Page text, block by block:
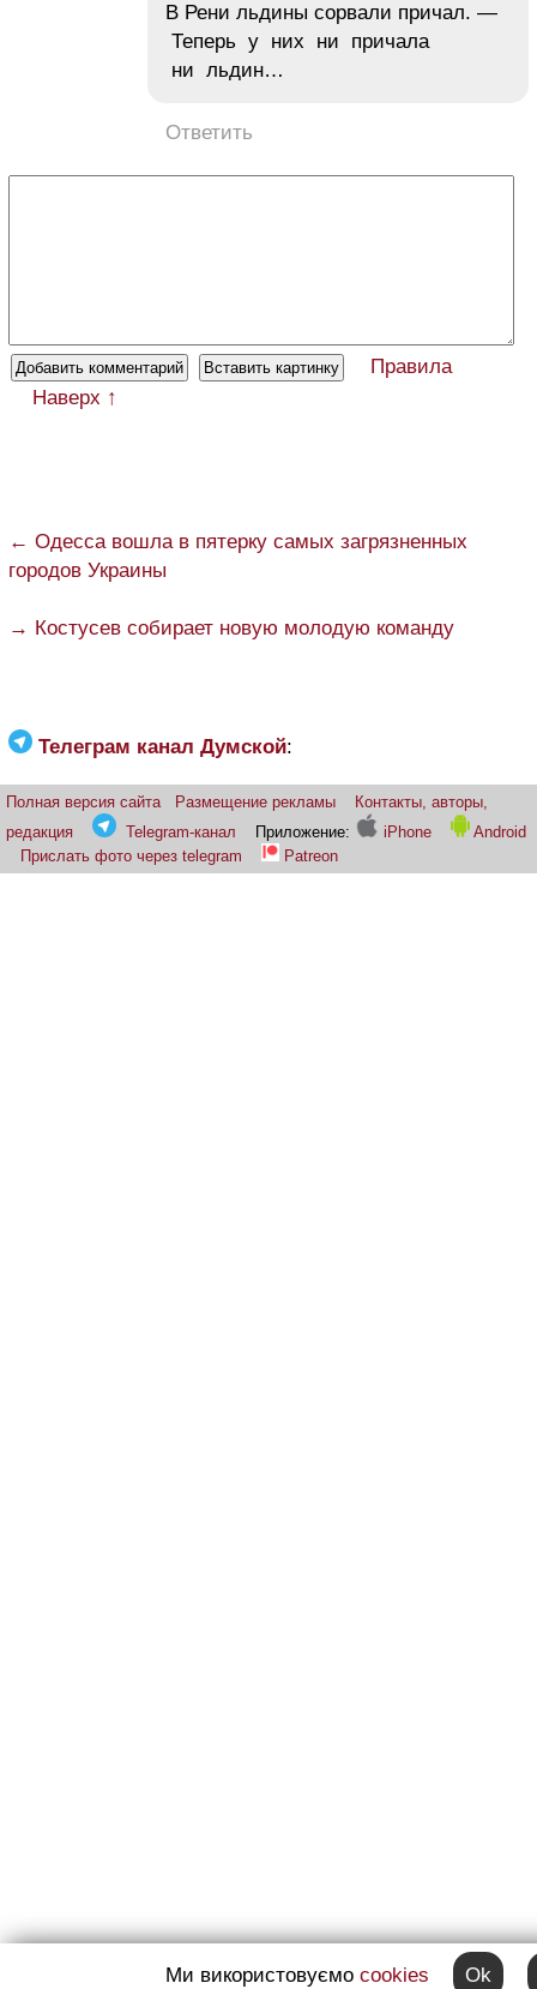
В Рени льдины сорвали причал. —
Теперь у них ни причала
ни льдин…
Ответить
Правила
Наверх ↑
← Одесса вошла в пятерку самых загрязненных
городов Украины
→ Костусев собирает новую молодую команду
Телеграм канал Думской:
Полная версия сайта Размещение рекламы
Контакты, авторы,
редакция
Telegram-канал Приложение: iPhone
Android
Прислать фото через telegram
Patreon
Ми використовуємо cookies Ok